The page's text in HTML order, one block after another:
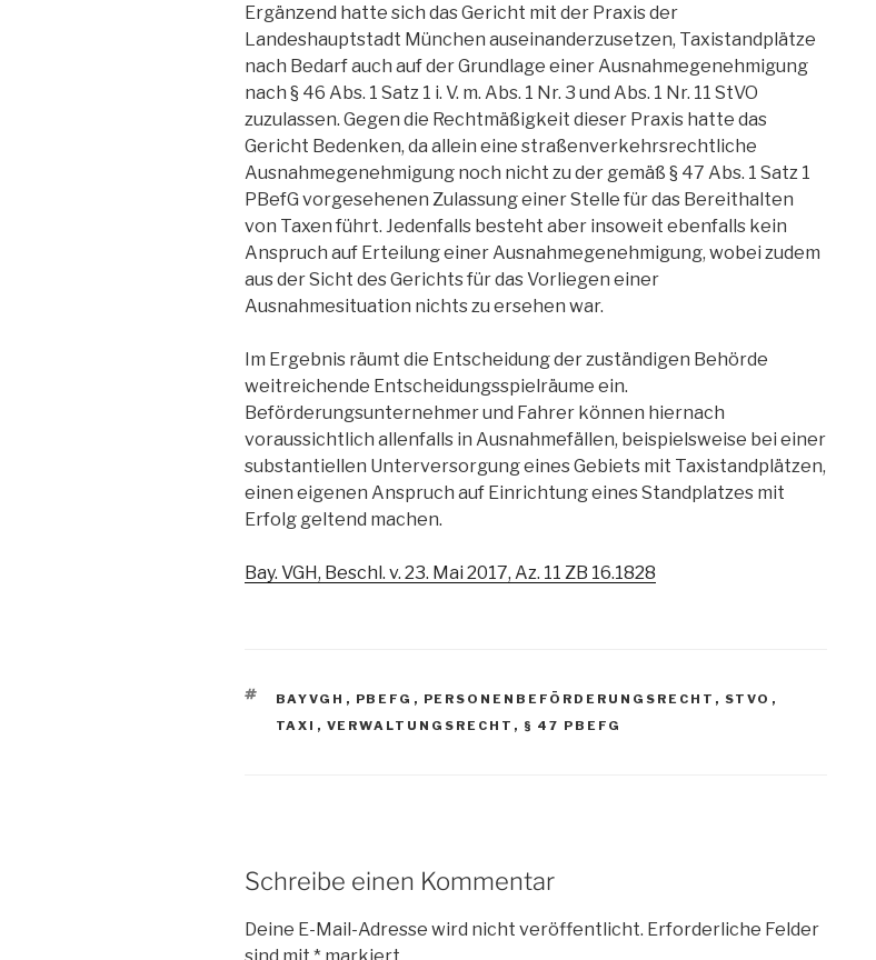
Ergänzend hatte sich das Gericht mit der Praxis der
Landeshauptstadt München auseinanderzusetzen, Taxistandplätze
nach Bedarf auch auf der Grundlage einer Ausnahmegenehmigung
nach § 46 Abs. 1 Satz 1 i. V. m. Abs. 1 Nr. 3 und Abs. 1 Nr. 11 StVO
zuzulassen. Gegen die Rechtmäßigkeit dieser Praxis hatte das
Gericht Bedenken, da allein eine straßenverkehrsrechtliche
Ausnahmegenehmigung noch nicht zu der gemäß § 47 Abs. 1 Satz 1
PBefG vorgesehenen Zulassung einer Stelle für das Bereithalten
von Taxen führt. Jedenfalls besteht aber insoweit ebenfalls kein
Anspruch auf Erteilung einer Ausnahmegenehmigung, wobei zudem
aus der Sicht des Gerichts für das Vorliegen einer
Ausnahmesituation nichts zu ersehen war.
Im Ergebnis räumt die Entscheidung der zuständigen Behörde
weitreichende Entscheidungsspielräume ein.
Beförderungsunternehmer und Fahrer können hiernach
voraussichtlich allenfalls in Ausnahmefällen, beispielsweise bei einer
substantiellen Unterversorgung eines Gebiets mit Taxistandplätzen,
einen eigenen Anspruch auf Einrichtung eines Standplatzes mit
Erfolg geltend machen.
Bay. VGH, Beschl. v. 23. Mai 2017, Az. 11 ZB 16.1828
SCHLAGWÖRTER
BAYVGH , PBEFG , PERSONENBEFÖRDERUNGSRECHT , STVO ,
TAXI , VERWALTUNGSRECHT , § 47 PBEFG
Schreibe einen Kommentar
Deine E-Mail-Adresse wird nicht veröffentlicht. Erforderliche Felder